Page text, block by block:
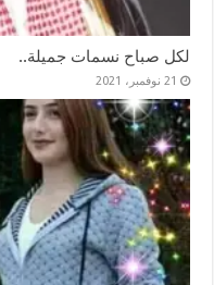
لكل صباح نسمات جميلة..
21 نوفمبر، 2021